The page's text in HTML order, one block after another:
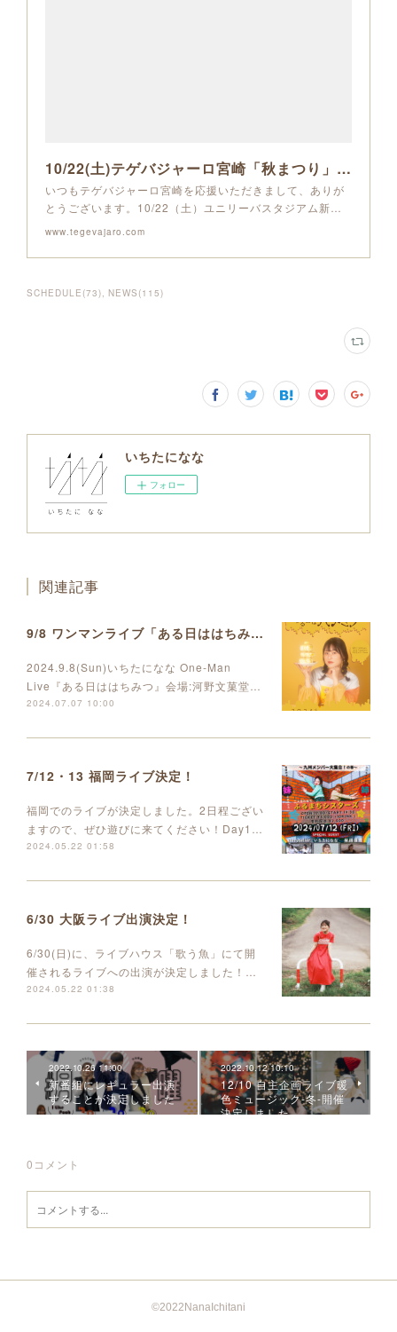
10/22(土)テゲバジャーロ宮崎「秋まつり」inユニスタを実施致します！ | テゲバジャーロ宮崎－オフィシャルサイト
いつもテゲバジャーロ宮崎を応援いただきまして、ありが
とうございます。10/22（土）ユニリーバスタジアム新…
www.tegevajaro.com
SCHEDULE (73) NEWS (115)
いちたになな
フォロー
関連記事
9/8 ワンマンライブ「ある日ははちみつ」開催決定しました
2024.9.8(Sun)いちたになな One-Man
Live『ある日ははちみつ』会場:河野文菓堂…
2024.07.07 10:00
7/12・13 福岡ライブ決定！
福岡でのライブが決定しました。2日程ござい
ますので、ぜひ遊びに来てください！Day1…
2024.05.22 01:58
6/30 大阪ライブ出演決定！
6/30(日)に、ライブハウス「歌う魚」にて開
催されるライブへの出演が決定しました！…
2024.05.22 01:38
2022.10.26 11:00
新番組にレギュラー出演
することが決定しました
2022.10.12 10:10
12/10 自主企画ライブ暖
色ミュージック-冬-開催
決定しました
0 コメント
©︎2022NanaIchitani